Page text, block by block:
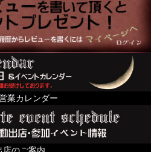
ギフト特集
業カレンダー
のご案内。